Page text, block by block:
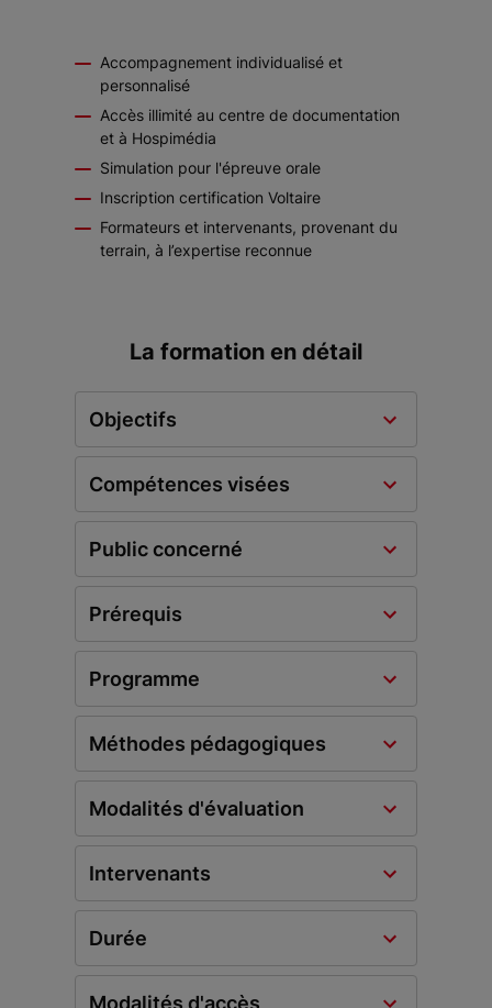
Accompagnement individualisé et
personnalisé
Accès illimité au centre de documentation
et à Hospimédia
Simulation pour l'épreuve orale
Inscription certification Voltaire
Formateurs et intervenants, provenant du
terrain, à l’expertise reconnue
La formation en détail
Objectifs
Compétences visées
Public concerné
Prérequis
Programme
Méthodes pédagogiques
Modalités d'évaluation
Intervenants
Durée
Modalités d'accès